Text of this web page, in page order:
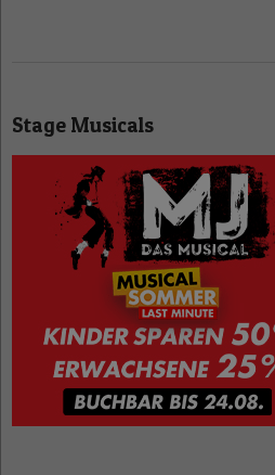
12
Stage Musicals